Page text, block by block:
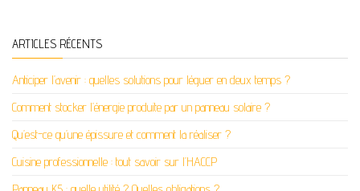
ARTICLES RÉCENTS
Anticiper l’avenir : quelles solutions pour léguer en deux temps ?
Comment stocker l’énergie produite par un panneau solaire ?
Qu’est-ce qu’une épissure et comment la réaliser ?
Cuisine professionnelle : tout savoir sur l’HACCP